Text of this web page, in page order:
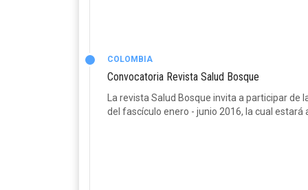
COLOMBIA
Convocatoria Revista Salud Bosque
La revista Salud Bosque invita a participar
del fascículo enero - junio 2016, la cual